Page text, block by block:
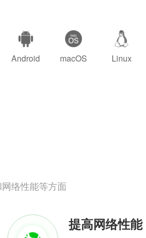
Android macOS Linux
络性能等方面
提高网络性能